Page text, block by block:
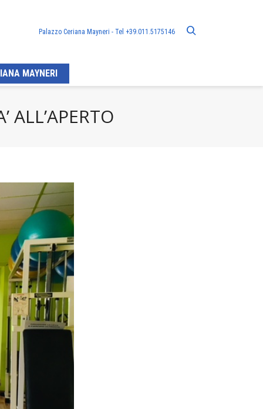
Palazzo Ceriana Mayneri - Tel +39.011.5175146
MAYNERI